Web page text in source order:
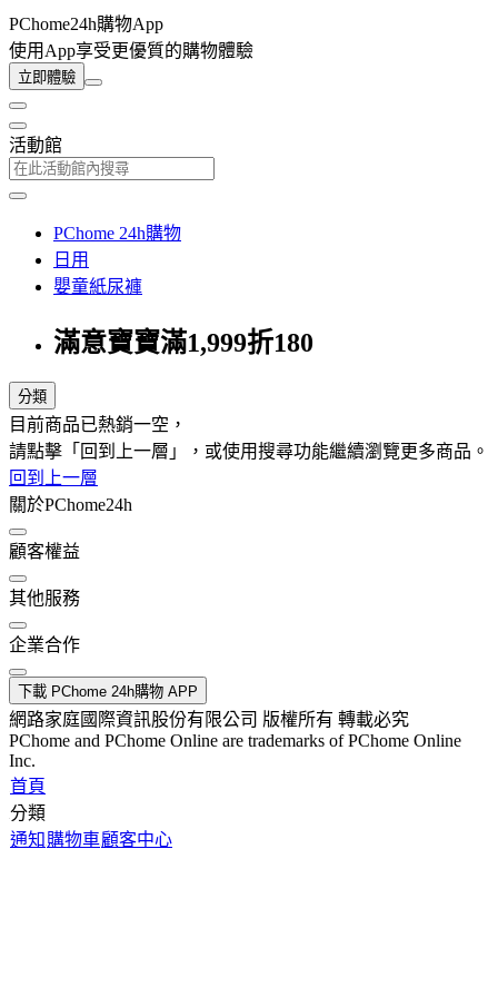
PChome24h購物App
使用App享受更優質的購物體驗
立即體驗
活動館
PChome 24h購物
日用
嬰童紙尿褲
滿意寶寶滿1,999折180
分類
目前商品已熱銷一空，
請點擊「回到上一層」，或使用搜尋功能繼續瀏覽更多商品。
回到上一層
關於PChome24h
顧客權益
其他服務
企業合作
下載 PChome 24h購物 APP
網路家庭國際資訊股份有限公司 版權所有 轉載必究
PChome and PChome Online are trademarks of PChome Online
Inc.
首頁
分類
通知 購物車顧客中心